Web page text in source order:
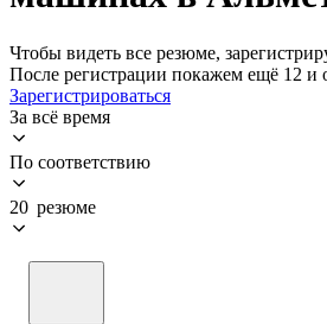
Чтобы видеть все резюме,
После регистрации покажем ещё 12 и
Зарегистрироваться
За всё время
По соответствию
20 резюме